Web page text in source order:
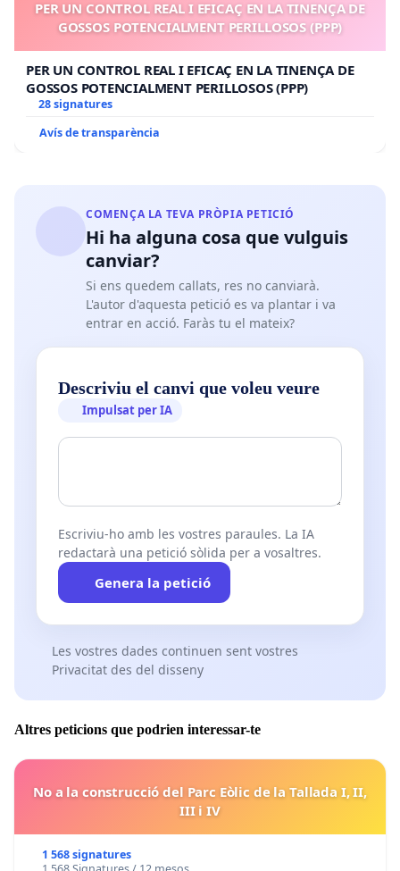
PER UN CONTROL REAL I EFICAÇ EN LA TINENÇA DE
GOSSOS POTENCIALMENT PERILLOSOS (PPP)
PER UN CONTROL REAL I EFICAÇ EN LA TINENÇA DE
GOSSOS POTENCIALMENT PERILLOSOS (PPP)
28 signatures
Avís de transparència
COMENÇA LA TEVA PRÒPIA PETICIÓ
Hi ha alguna cosa que vulguis
canviar?
Si ens quedem callats, res no canviarà.
L'autor d'aquesta petició es va plantar i va
entrar en acció. Faràs tu el mateix?
Descriviu el canvi que voleu veure
Impulsat per IA
Escriviu-ho amb les vostres paraules. La IA
redactarà una petició sòlida per a vosaltres.
Genera la petició
Les vostres dades continuen sent vostres
Privacitat des del disseny
Altres peticions que podrien interessar-te
No a la construcció del Parc Eòlic de la Tallada I, II,
III i IV
1 568 signatures